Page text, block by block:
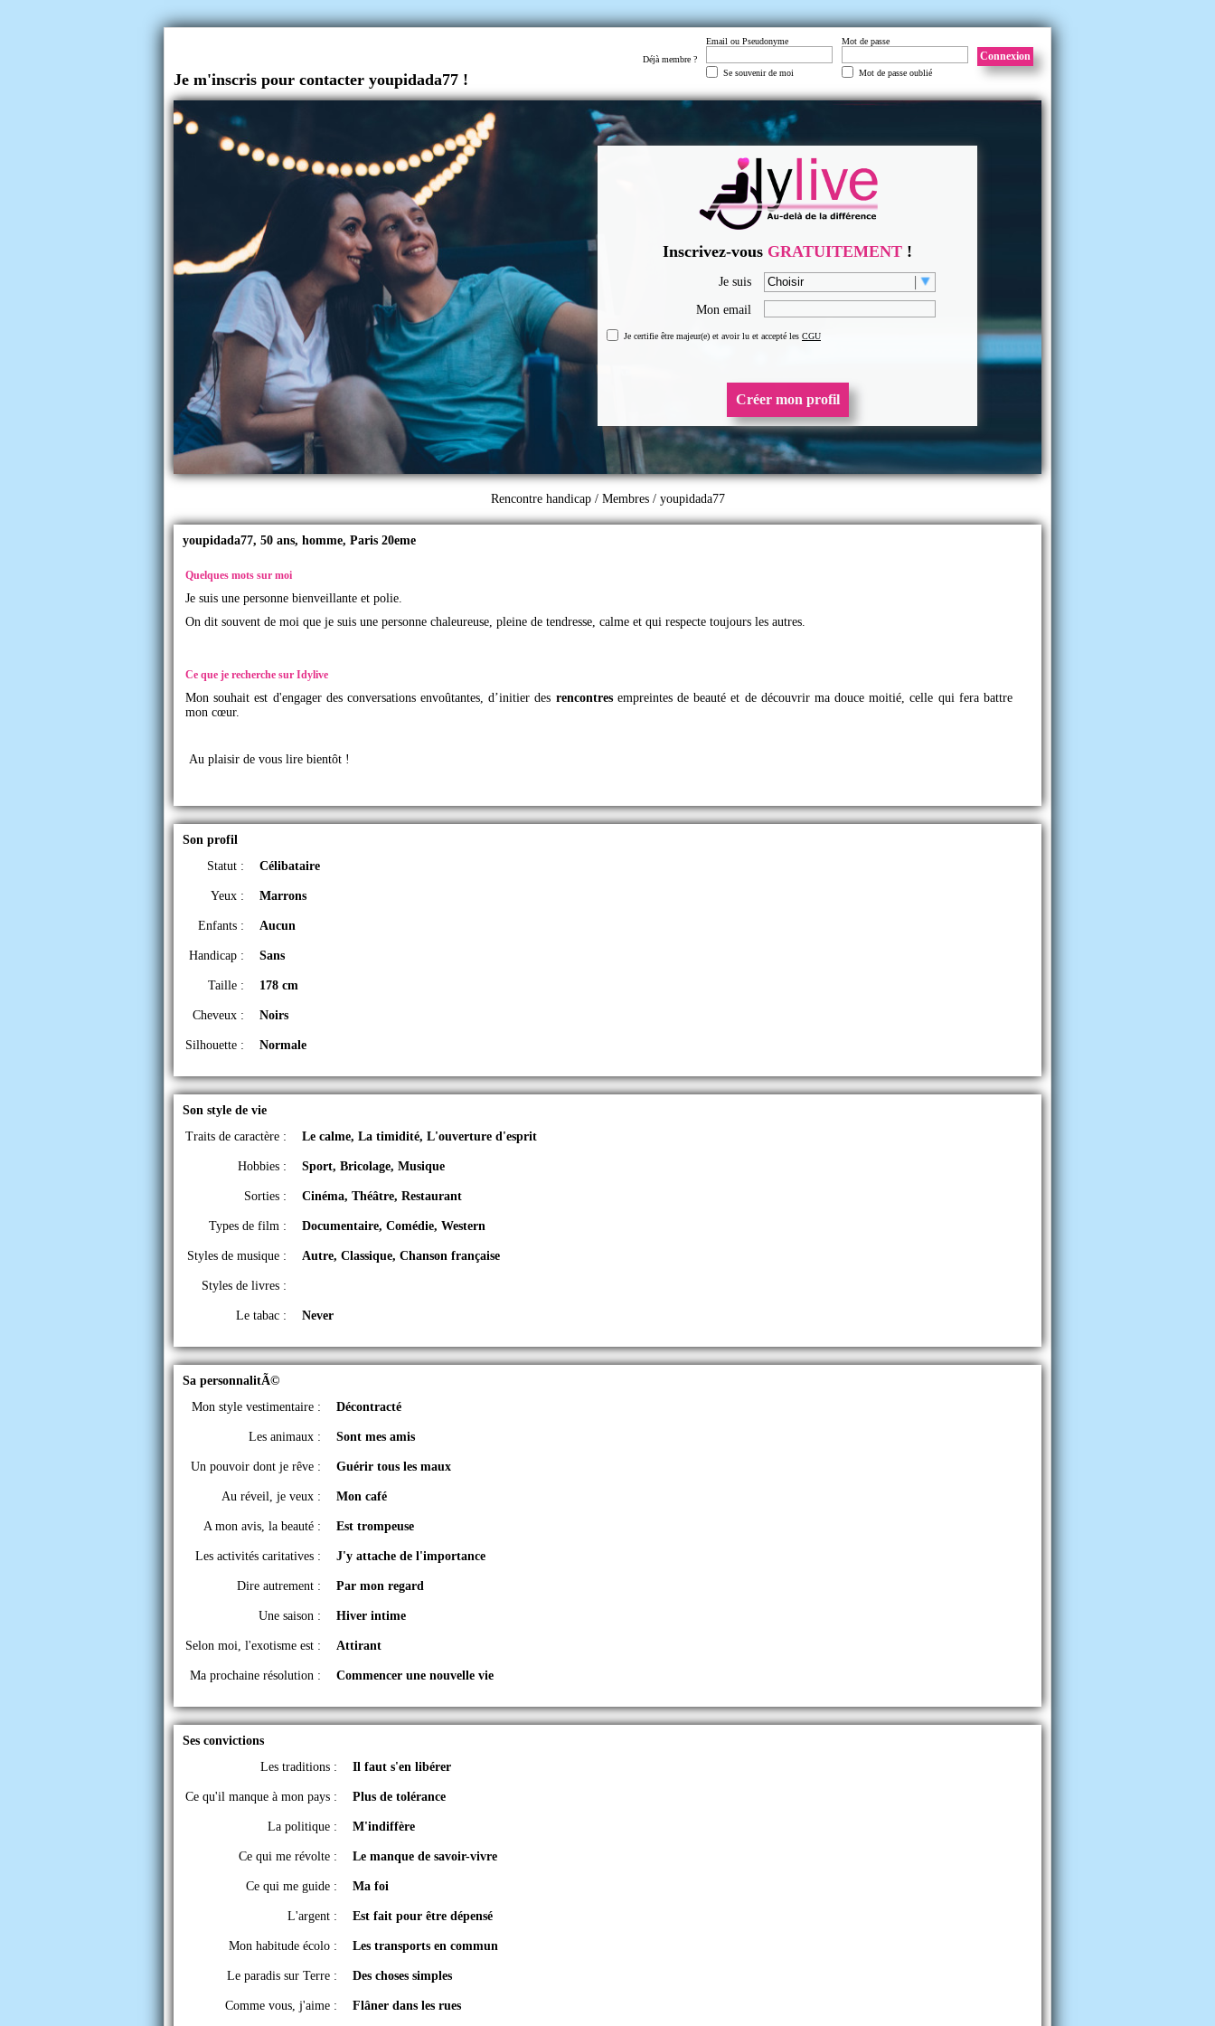
Je m'inscris pour contacter youpidada77 !
Déjà membre ?
Email ou Pseudonyme
Se souvenir de moi
Mot de passe
Mot de passe oublié
Connexion
Inscrivez-vous GRATUITEMENT !
Je suis
Mon email
Je certifie être majeur(e) et avoir lu et accepté les CGU
Créer mon profil
Rencontre handicap/ Membres / youpidada77
youpidada77, 50 ans, homme, Paris 20eme
Quelques mots sur moi
Je suis une personne bienveillante et polie.
On dit souvent de moi que je suis une personne chaleureuse, pleine de tendresse, calme et qui respecte toujours les autres.
Ce que je recherche sur Idylive
Mon souhait est d'engager des conversations envoûtantes, d’initier des rencontresempreintes de beauté et de découvrir ma douce moitié, celle qui fera battre
mon cœur.
Au plaisir de vous lire bientôt !
Son profil
Statut :
Célibataire
Yeux : Marrons
Enfants : Aucun
Handicap : Sans
Taille : 178 cm
Cheveux : Noirs
Silhouette : Normale
Son style de vie
Traits de caractère :
Le calme, La timidité, L'ouverture d'esprit
Hobbies : Sport, Bricolage, Musique
Sorties : Cinéma, Théâtre, Restaurant
Types de film : Documentaire, Comédie, Western
Styles de musique : Autre, Classique, Chanson française
Styles de livres :
Le tabac : Never
Sa personnalitÃ©
Mon style vestimentaire :
Décontracté
Les animaux : Sont mes amis
Un pouvoir dont je rêve : Guérir tous les maux
Au réveil, je veux : Mon café
A mon avis, la beauté : Est trompeuse
Les activités caritatives : J'y attache de l'importance
Dire autrement : Par mon regard
Une saison : Hiver intime
Selon moi, l'exotisme est : Attirant
Ma prochaine résolution : Commencer une nouvelle vie
Ses convictions
Les traditions :
Il faut s'en libérer
Ce qu'il manque à mon pays : Plus de tolérance
La politique : M'indiffère
Ce qui me révolte : Le manque de savoir-vivre
Ce qui me guide : Ma foi
L'argent : Est fait pour être dépensé
Mon habitude écolo : Les transports en commun
Le paradis sur Terre : Des choses simples
Comme vous, j'aime : Flâner dans les rues